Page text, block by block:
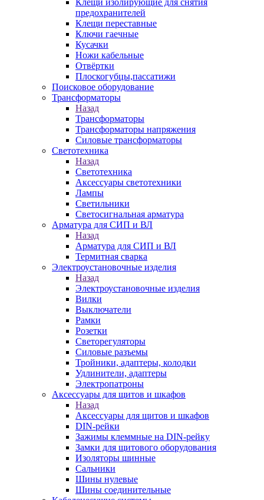
Клещи изолирующие для снятия
предохранителей
Клещи переставные
Ключи гаечные
Кусачки
Ножи кабельные
Отвёртки
Плоскогубцы,пассатижи
Поисковое оборудование
Трансформаторы
Назад
Трансформаторы
Трансформаторы напряжения
Силовые трансформаторы
Светотехника
Назад
Светотехника
Аксессуары светотехники
Лампы
Светильники
Светосигнальная арматура
Арматура для СИП и ВЛ
Назад
Арматура для СИП и ВЛ
Термитная сварка
Электроустановочные изделия
Назад
Электроустановочные изделия
Вилки
Выключатели
Рамки
Розетки
Светорегуляторы
Силовые разъемы
Тройники, адаптеры, колодки
Удлинители, адаптеры
Электропатроны
Аксессуары для щитов и шкафов
Назад
Аксессуары для щитов и шкафов
DIN-рейки
Зажимы клеммные на DIN-рейку
Замки для щитового оборудования
Изоляторы шинные
Сальники
Шины нулевые
Шины соединительные